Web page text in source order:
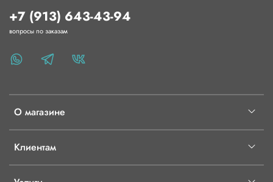
О магазине
Клиентам
+7 (913) 643-43-94
вопросы по заказам